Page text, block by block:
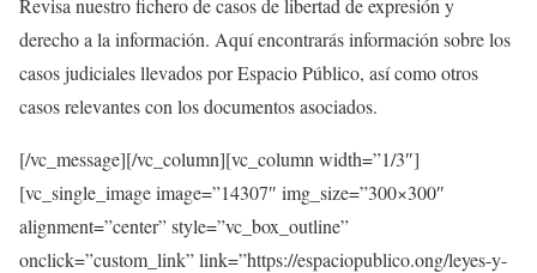
Revisa nuestro fichero de casos de libertad de expresión y
derecho a la información. Aquí encontrarás información sobre los
casos judiciales llevados por Espacio Público, así como otros
casos relevantes con los documentos asociados.
[/vc_message][/vc_column][vc_column width=”1/3″]
[vc_single_image image=”14307″ img_size=”300×300″
alignment=”center” style=”vc_box_outline”
onclick=”custom_link” link=”https://espaciopublico.ong/leyes-y-